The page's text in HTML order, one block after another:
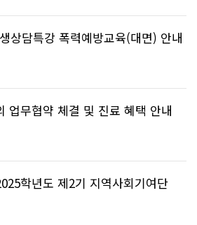
상담특강 폭력예방교육(대면) 안내
업무협약 체결 및 진료 혜택 안내
학년도 제2기 지역사회기여단